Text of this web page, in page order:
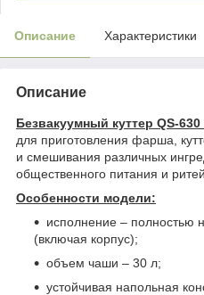
Описание Характеристики
Описание
Безвакуумный куттер QS-630
для приготовления фарша,
и смешивания различных
общественного питания и
Особенности модели:
исполнение – полностью
(включая корпус);
объем чаши – 30 л;
устойчивая напольная